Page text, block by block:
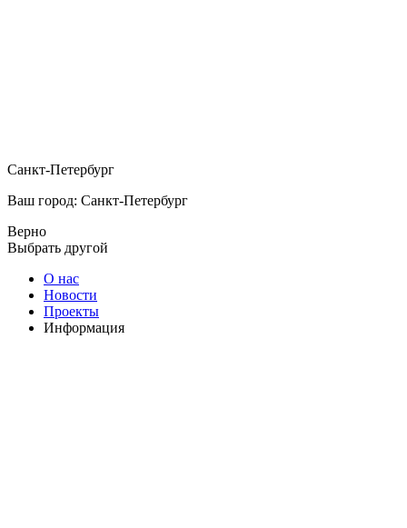
Санкт-Петербург
Ваш город: Санкт-Петербург
Верно
Выбрать другой
О нас
Новости
Проекты
Информация